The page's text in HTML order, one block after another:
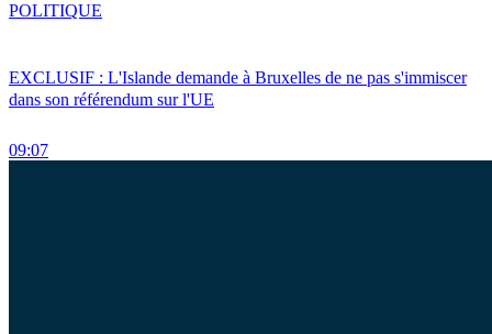
EXCLUSIF : L'Islande demande à Bruxelles de ne pas s'immiscer
dans son référendum sur l'UE
09:07
POLITIQUE